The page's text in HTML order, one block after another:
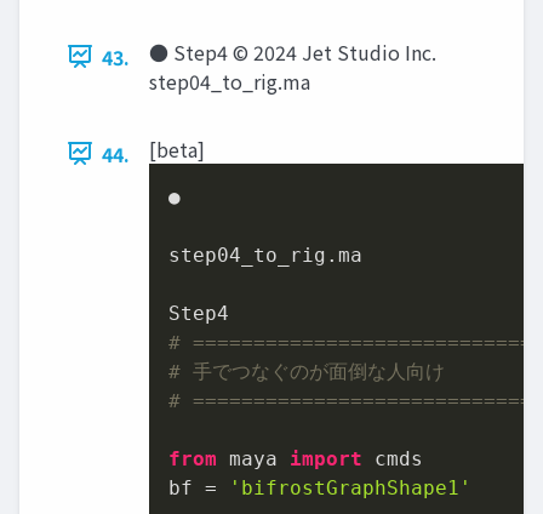
43.
● Step4 © 2024 Jet Studio Inc.
step04_to_rig.ma
44. [beta]
●
step04_to_rig.ma
#
# 手でつなぐのが面倒な人向け
#
from maya import cmds
bf =
'bifrostGraphShape1'